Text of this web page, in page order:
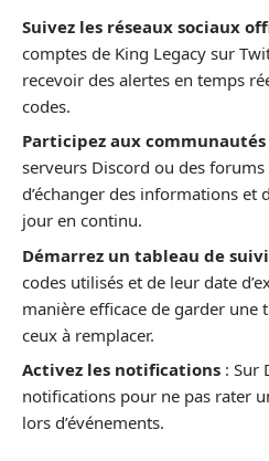
Suivez les réseaux sociaux
comptes de King Legacy sur
recevoir des alertes en temps
codes.
Participez aux
serveurs Discord ou des
d’échanger des informations et
jour en continu.
Démarrez un tableau de suivi
codes utilisés et de leur date
manière efficace de garder une
ceux à remplacer.
Activez les notifications : Sur
notifications pour ne pas rater
lors d’événements.